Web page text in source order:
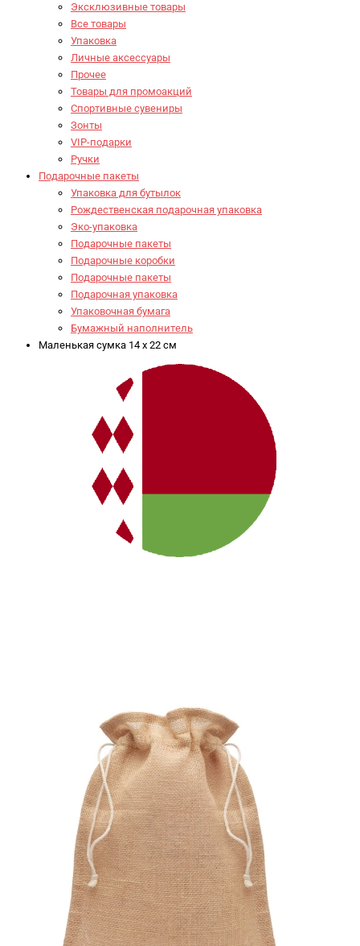
Эксклюзивные товары
Все товары
Упаковка
Личные аксессуары
Прочее
Товары для промоакций
Спортивные сувениры
Зонты
VIP-подарки
Ручки
Подарочные пакеты
Упаковка для бутылок
Рождественская подарочная упаковка
Эко-упаковка
Подарочные пакеты
Подарочные коробки
Подарочные пакеты
Подарочная упаковка
Упаковочная бумага
Бумажный наполнитель
Маленькая сумка 14 х 22 см